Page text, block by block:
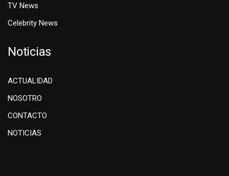
TV News
Celebrity News
Noticias
ACTUALIDAD
NOSOTRO
CONTACTO
NOTICIAS